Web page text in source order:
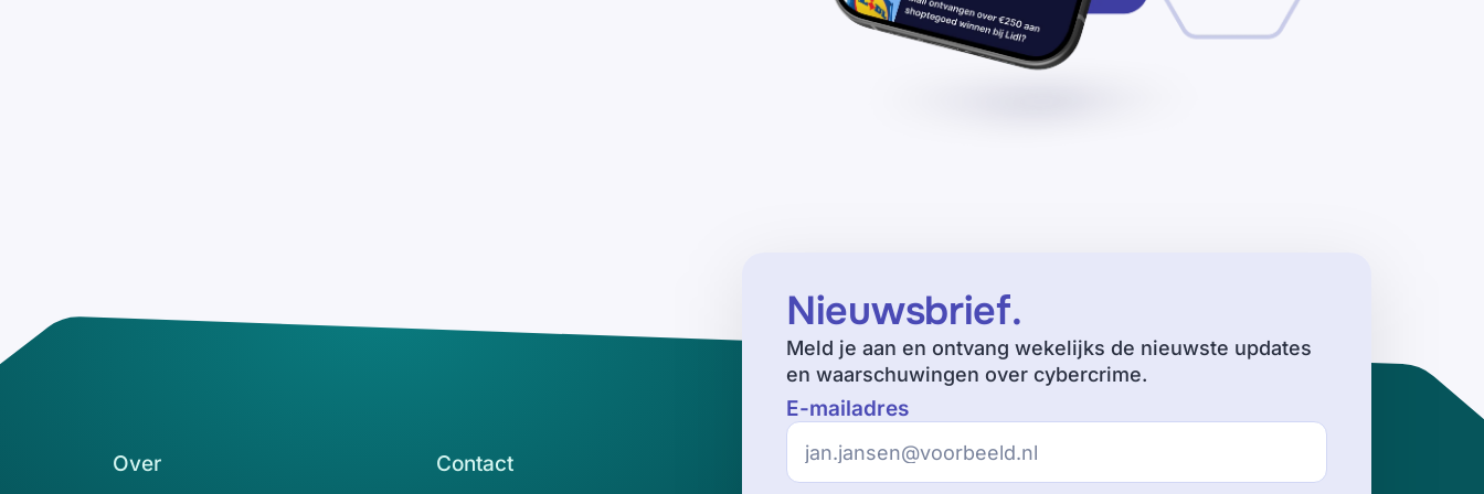
Nieuwsbrief.
Meld je aan en ontvang wekelijks de nieuwste updates
en waarschuwingen over cybercrime.
E-mailadres
Over Contact